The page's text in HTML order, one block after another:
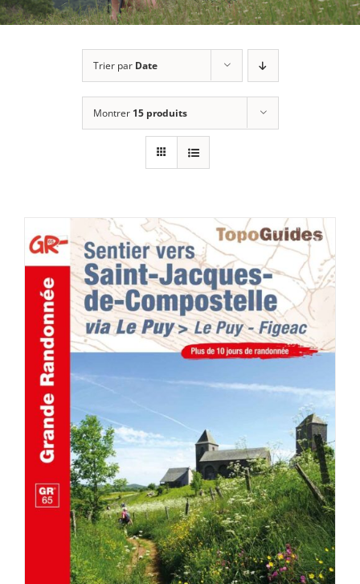
Trier par Date
Montrer 15 produits
AJOUTER AU PANIER / DÉTAILS